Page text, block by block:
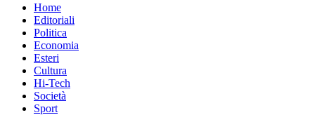
Home
Editoriali
Politica
Economia
Esteri
Cultura
Hi-Tech
Società
Sport